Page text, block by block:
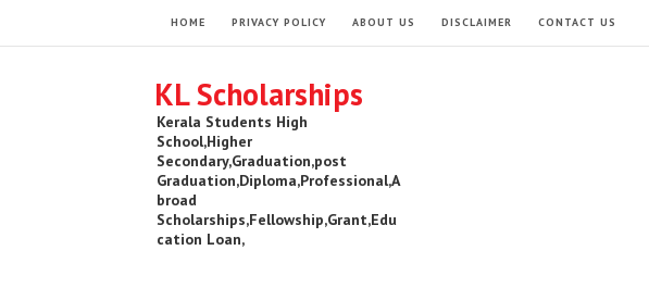
HOME PRIVACY POLICY ABOUT US DISCLAIMER CONTACT US
KL Scholarships
Kerala Students High
School,Higher
Secondary,Graduation,post
Graduation,Diploma,Professional,A
broad
Scholarships,Fellowship,Grant,Edu
cation Loan,